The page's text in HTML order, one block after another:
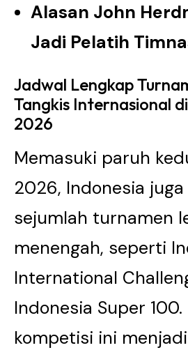
Alasan John
Jadi Pelatih
Jadwal Lengkap
Tangkis Internasional
2026
Memasuki paruh
2026, Indonesia
sejumlah turnamen
menengah, seperti
International
Indonesia Super 100.
kompetisi ini